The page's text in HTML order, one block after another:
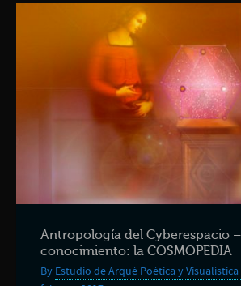
Antropología del Cyberespacio
conocimiento: la COSMOPEDIA
By Estudio de Arqué Poética y